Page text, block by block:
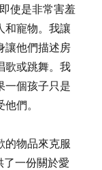
使是非常害羞
和寵物。我讓
讓他們描述房
歌或跳舞。我
一個孩子只是
們。
的物品來克服
了一份關於愛